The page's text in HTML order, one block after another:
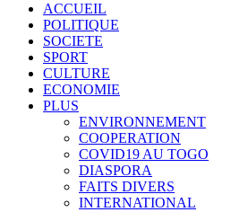
ACCUEIL
POLITIQUE
SOCIETE
SPORT
CULTURE
ECONOMIE
PLUS
ENVIRONNEMENT
COOPERATION
COVID19 AU TOGO
DIASPORA
FAITS DIVERS
INTERNATIONAL